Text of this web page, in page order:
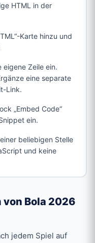
HTML in der
Karte hinzu und
eigene Zeile ein.
eine separate
Link.
„Embed Code“
ein.
beliebigen Stelle
und keine
Bola 2026
jedem Spiel auf